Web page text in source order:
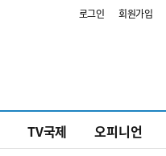
로그인 회원가입
TV국제 오피니언